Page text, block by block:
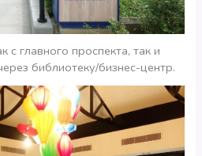
с главного проспекта, так и
библиотеку/бизнес-центр.